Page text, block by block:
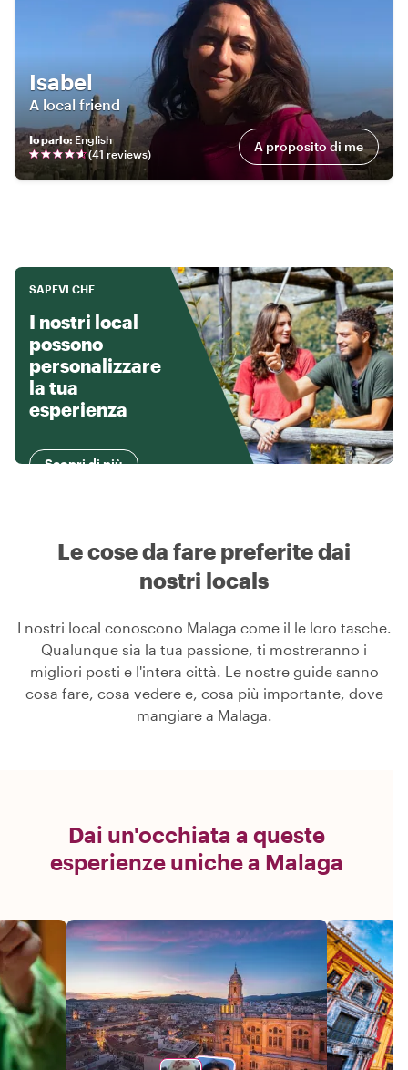
Isabel
A local friend
Io parlo: English
(41 reviews) A proposito di me
SAPEVI CHE
I nostri local
possono
personalizzare
la tua
esperienza
Scopri di più
Le cose da fare preferite dai
nostri locals
I nostri local conoscono Malaga come il le loro tasche.
Qualunque sia la tua passione, ti mostreranno i
migliori posti e l'intera città. Le nostre guide sanno
cosa fare, cosa vedere e, cosa più importante, dove
mangiare a Malaga.
Dai un'occhiata a queste
esperienze uniche a Malaga